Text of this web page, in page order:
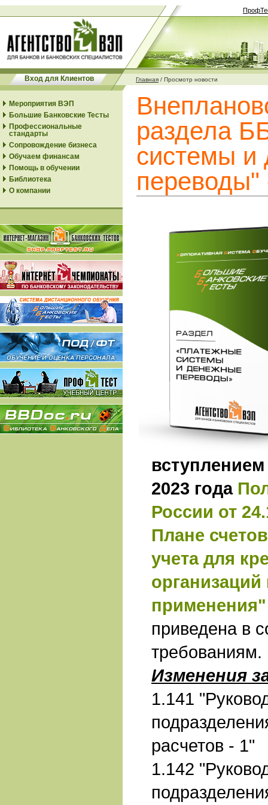
Вход для Клиентов Главная / Просмотр новости
Мероприятия ВЭП
Большие Банковские Тесты
Профессиональные
стандарты
Сопровождение бизнеса
Обучаем финансам
Помощь в обучении
Библиотека
О компании
раздела
системы и
переводы"
2023 года
России от
Плане
учета для
организаций
применения"
приведена в
требованиям.
Изменения
1.141
расчетов - 1"
1.142